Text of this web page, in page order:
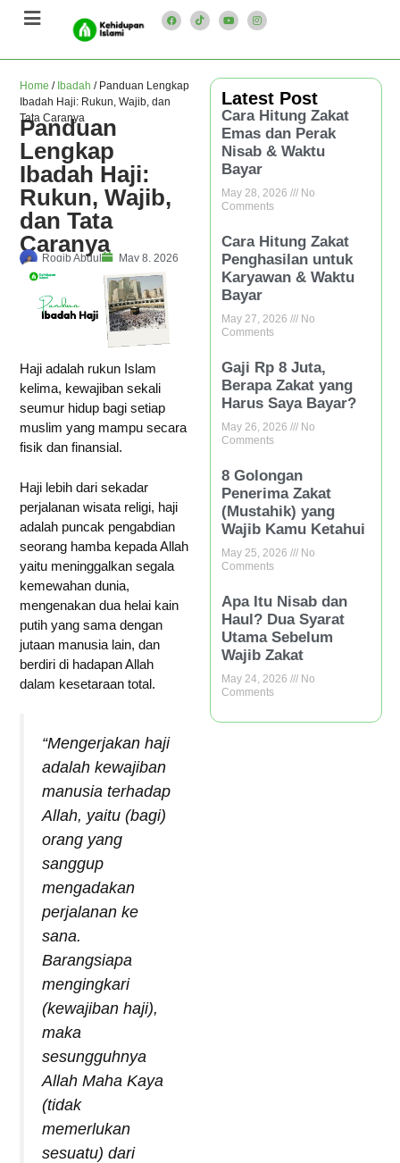
Home / Ibadah / Panduan Lengkap
Ibadah Haji: Rukun, Wajib, dan
Tata Caranya
Panduan
Lengkap
Ibadah Haji:
Rukun, Wajib,
dan Tata
Caranya
Roqib Abdul May 8, 2026
Haji adalah rukun Islam
kelima, kewajiban sekali
seumur hidup bagi setiap
muslim yang mampu secara
fisik dan finansial.
Haji lebih dari sekadar
perjalanan wisata religi, haji
adalah puncak pengabdian
seorang hamba kepada Allah
yaitu meninggalkan segala
kemewahan dunia,
mengenakan dua helai kain
putih yang sama dengan
jutaan manusia lain, dan
berdiri di hadapan Allah
dalam kesetaraan total.
“Mengerjakan haji
adalah kewajiban
manusia terhadap
Allah, yaitu (bagi)
orang yang
sanggup
mengadakan
perjalanan ke
sana.
Barangsiapa
mengingkari
(kewajiban haji),
maka
sesungguhnya
Allah Maha Kaya
(tidak
memerlukan
sesuatu) dari
Latest Post
Cara Hitung Zakat
Emas dan Perak
Nisab & Waktu
Bayar
May 28, 2026
No
Comments
Cara Hitung Zakat
Penghasilan untuk
Karyawan & Waktu
Bayar
May 27, 2026
No
Comments
Gaji Rp 8 Juta,
Berapa Zakat yang
Harus Saya Bayar?
May 26, 2026
No
Comments
8 Golongan
Penerima Zakat
(Mustahik) yang
Wajib Kamu Ketahui
May 25, 2026
No
Comments
Apa Itu Nisab dan
Haul? Dua Syarat
Utama Sebelum
Wajib Zakat
May 24, 2026
No
Comments